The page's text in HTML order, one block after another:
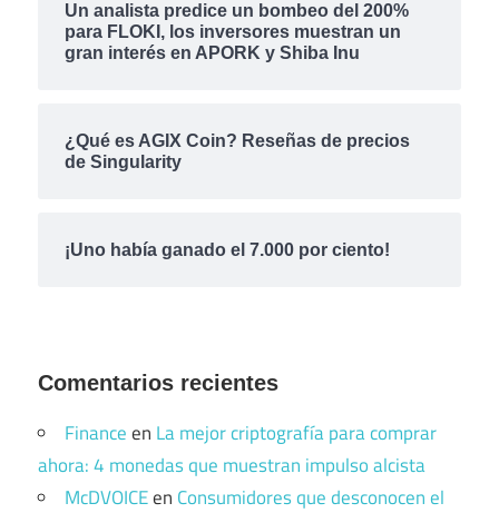
Un analista predice un bombeo del 200%
para FLOKI, los inversores muestran un
gran interés en APORK y Shiba Inu
¿Qué es AGIX Coin? Reseñas de precios
de Singularity
¡Uno había ganado el 7.000 por ciento!
Comentarios recientes
Financeen La mejor criptografía para comprar
ahora: 4 monedas que muestran impulso alcista
McDVOICEen Consumidores que desconocen el